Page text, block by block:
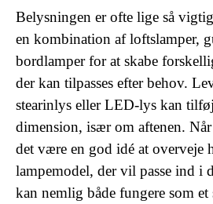
Belysningen er ofte lige så
en kombination af loftslamper,
bordlamper for at skabe
der kan tilpasses efter behov.
stearinlys eller LED-lys kan
dimension, især om aftenen.
det være en god idé at overveje
lampemodel, der vil passe ind i
kan nemlig både fungere som